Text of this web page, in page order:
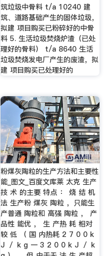
筑垃圾中骨料 t/a 10240 建
筑、道路基础产生的固体垃圾，
拟建 项目购买已粉碎好的中骨
料 5. 生活垃圾焚烧炉渣（已处
理好的骨料） t/a 8640 生活
垃圾焚烧发电厂产生的废渣，拟
建 项目购买已处理好的
粉煤灰陶粒的生产方法和主要性
能_图文_百度文库莱 太克 生产
技 术 的主要 特点 ： 烧 结 机
法 生产粉 煤灰 陶粒 ，只能生
产普通 陶粒和 高强 陶粒 ， 产
品性 能优 ， 生 产热 耗 相对
较 低 （ 国 内热耗 2 7 0 0 k
J ／ k g 一 3 2 0 0 k J ／ k